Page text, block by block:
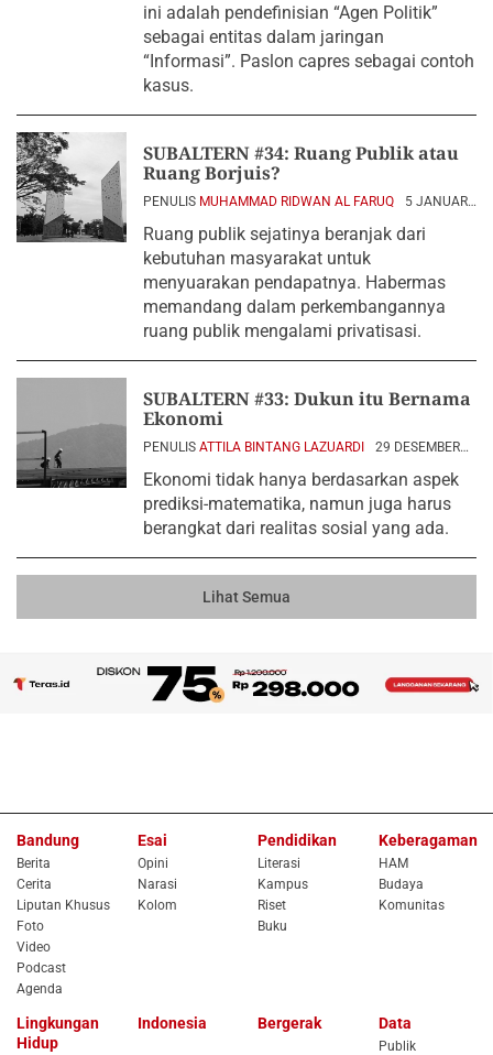
ini adalah pendefinisian “Agen Politik”
sebagai entitas dalam jaringan
“Informasi”. Paslon capres sebagai contoh
kasus.
SUBALTERN #34: Ruang Publik atau
Ruang Borjuis?
PENULIS MUHAMMAD RIDWAN AL FARUQ
5 JANUARI
Ruang publik sejatinya beranjak dari
kebutuhan masyarakat untuk
menyuarakan pendapatnya. Habermas
memandang dalam perkembangannya
ruang publik mengalami privatisasi.
SUBALTERN #33: Dukun itu Bernama
Ekonomi
PENULIS ATTILA BINTANG LAZUARDI
29 DESEMBER
Ekonomi tidak hanya berdasarkan aspek
prediksi-matematika, namun juga harus
berangkat dari realitas sosial yang ada.
Lihat Semua
Bandung
Berita
Cerita
Liputan Khusus
Foto
Video
Podcast
Agenda
Esai
Opini
Narasi
Kolom
Pendidikan
Literasi
Kampus
Riset
Buku
Keberagaman
HAM
Budaya
Komunitas
Lingkungan
Hidup
Indonesia Bergerak Data
Publik